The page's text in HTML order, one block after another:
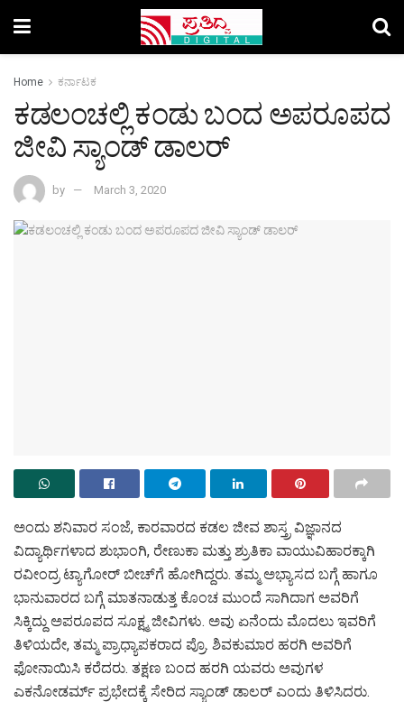
Home ಕರ್ನಾಟಕ
ಕಡಲಂಚಲ್ಲಿ ಕಂಡು ಬಂದ ಅಪರೂಪದ
ಜೀವಿ ಸ್ಯಾಂಡ್ ಡಾಲರ್‌
by March 3, 2020
ಅಂದು ಶನಿವಾರ ಸಂಜೆ, ಕಾರವಾರದ ಕಡಲ ಜೀವ ಶಾಸ್ತ್ರ ವಿಜ್ಞಾನದ
ವಿದ್ಯಾರ್ಥಿಗಳಾದ ಶುಭಾಂಗಿ, ರೇಣುಕಾ ಮತ್ತು ಶ್ರುತಿಕಾ ವಾಯುವಿಹಾರಕ್ಕಾಗಿ
ರವೀಂದ್ರ ಟ್ಯಾಗೋರ್ ಬೀಚ್‌ಗೆ ಹೋಗಿದ್ದರು. ತಮ್ಮ ಅಭ್ಯಾಸದ ಬಗ್ಗೆ ಹಾಗೂ
ಭಾನುವಾರದ ಬಗ್ಗೆ ಮಾತನಾಡುತ್ತ ಕೊಂಚ ಮುಂದೆ ಸಾಗಿದಾಗ ಅವರಿಗೆ
ಸಿಕ್ಕಿದ್ದು ಅಪರೂಪದ ಸೂಕ್ಷ್ಮ ಜೀವಿಗಳು. ಅವು ಏನೆಂದು ಮೊದಲು ಇವರಿಗೆ
ತಿಳಿಯದೇ, ತಮ್ಮ ಪ್ರಾಧ್ಯಾಪಕರಾದ ಪ್ರೊ. ಶಿವಕುಮಾರ ಹರಗಿ ಅವರಿಗೆ
ಫೋನಾಯಿಸಿ ಕರೆದರು. ತಕ್ಷಣ ಬಂದ ಹರಗಿ ಯವರು ಅವುಗಳ
ಎಕನೋಡರ್ಮ್ ಪ್ರಭೇದಕ್ಕೆ ಸೇರಿದ ಸ್ಯಾಂಡ್ ಡಾಲರ್ ಎಂದು ತಿಳಿಸಿದರು.